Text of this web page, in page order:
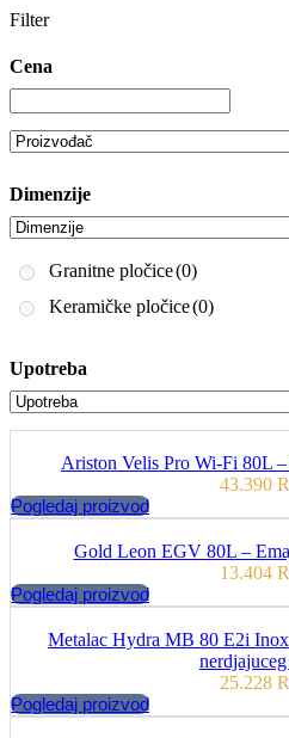
Filter
Cena
Dimenzije
Granitne pločice(0)
Keramičke pločice(0)
Upotreba
Ariston Velis Pro Wi-Fi 80L
43.390
Pogledaj proizvod
Gold Leon EGV 80L –
13.404
Pogledaj proizvod
Metalac Hydra MB 80 E2i
25.228
Pogledaj proizvod